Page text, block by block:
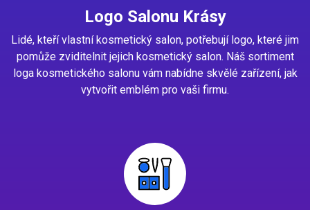
Logo Salonu Krásy
Lidé, kteří vlastní kosmetický salon, potřebují logo, které jim
pomůže zviditelnit jejich kosmetický salon. Náš sortiment
loga kosmetického salonu vám nabídne skvělé zařízení, jak
vytvořit emblém pro vaši firmu.